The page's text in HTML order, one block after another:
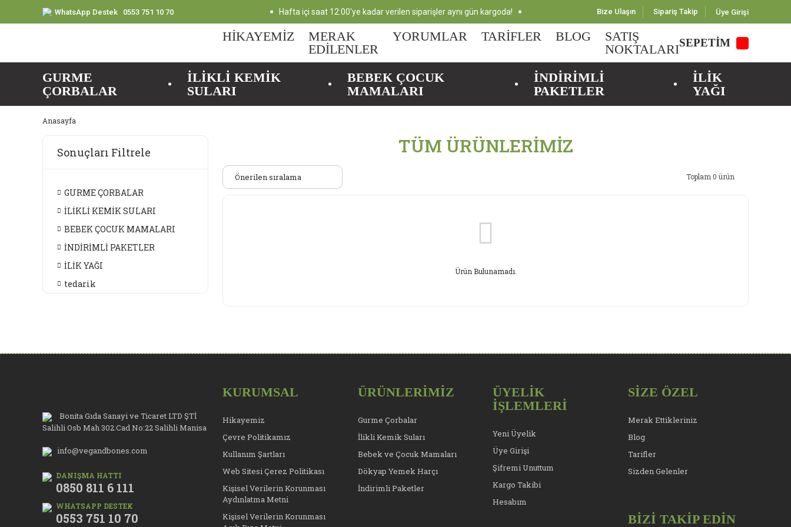
WhatsApp Destek 0553 751 10 70 Hafta içi saat 12:00'ye kadar verilen siparişler aynı gün kargoda! Bize Ulaşın Sipariş Takip Üye Girişi
HİKAYEMİZ
MERAK
EDİLENLER
YORUMLAR TARİFLER BLOG
SATIŞ
NOKTALARISEPETİM
GURME
ÇORBALAR
İLİKLİ KEMİK
SULARI
BEBEK ÇOCUK
MAMALARI
İNDİRİMLİ
PAKETLER
İLİK
YAĞI
Anasayfa
Sonuçları Filtrele
GURME ÇORBALAR
İLİKLİ KEMİK SULARI
BEBEK ÇOCUK MAMALARI
İNDİRİMLİ PAKETLER
İLİK YAĞI
tedarik
TÜM ÜRÜNLERİMİZ
Toplam 0 ürün
Ürün Bulunamadı.
Bonita Gıda Sanayi ve Ticaret LTD ŞTİ
Salihli Osb Mah 302.Cad No:22 Salihli Manisa
info@vegandbones.com
DANIŞMA HATTI
0850 811 6 111
WHATSAPP DESTEK
0553 751 10 70
KURUMSAL
Hikayemiz
Çevre Politikamız
Kullanım Şartları
Web Sitesi Çerez Politikası
Kişisel Verilerin Korunması
Aydınlatma Metni
Kişisel Verilerin Korunması
ÜRÜNLERİMİZ
Gurme Çorbalar
İlikli Kemik Suları
Bebek ve Çocuk Mamaları
Dökyap Yemek Harçı
İndirimli Paketler
ÜYELİK
İŞLEMLERİ
Yeni Üyelik
Üye Girişi
Şifremi Unuttum
Kargo Takibi
Hesabım
SİZE ÖZEL
Merak Ettikleriniz
Blog
Tarifler
Sizden Gelenler
BİZİ TAKİP EDİN